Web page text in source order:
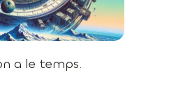
a le temps.